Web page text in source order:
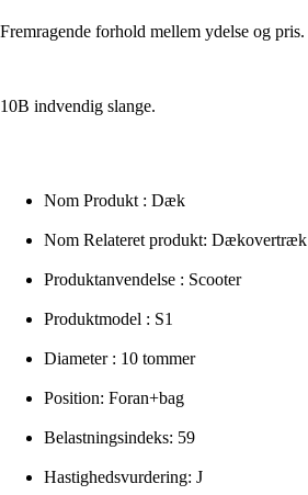
Fremragende forhold mellem ydelse og pris.
10B indvendig slange.
Nom Produkt : Dæk
Nom Relateret produkt: Dækovertræk
Produktanvendelse : Scooter
Produktmodel : S1
Diameter : 10 tommer
Position: Foran+bag
Belastningsindeks: 59
Hastighedsvurdering: J